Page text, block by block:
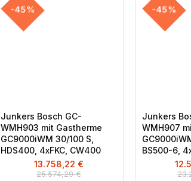
-45%
Junkers Bosch GC-
WMH903 mit Gastherme
GC9000iWM 30/100 S,
HDS400, 4xFKC, CW400
25.574,29€
13.758,22 €
-45%
Junkers
WMH907
BS500-6,